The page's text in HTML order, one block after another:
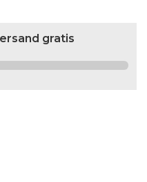
gratis